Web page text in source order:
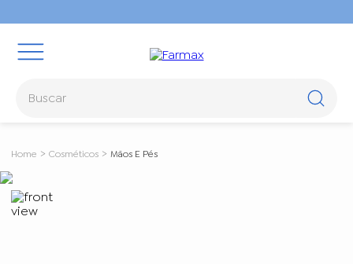
Cosméticos Mãos E Pés